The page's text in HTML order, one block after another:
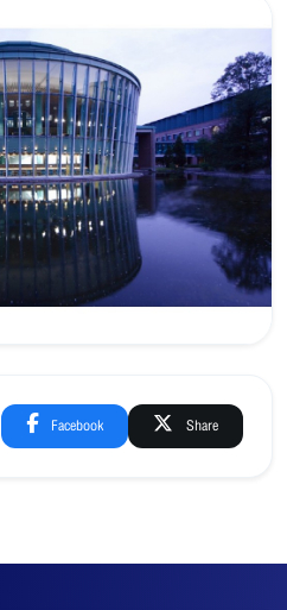
Facebook Share